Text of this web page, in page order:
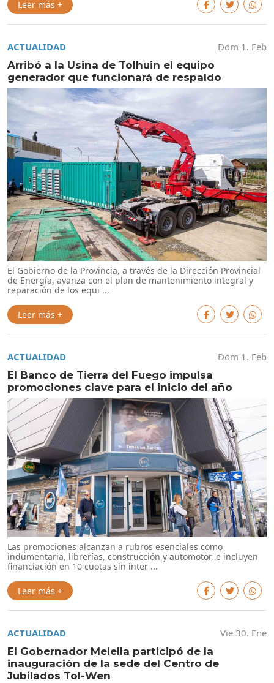
Leer más +
ACTUALIDAD
Dom 1. Feb
Arribó a la Usina de Tolhuin el equipo
generador que funcionará de respaldo
El Gobierno de la Provincia, a través de la Dirección Provincial
de Energía, avanza con el plan de mantenimiento integral y
reparación de los equi ...
Leer más +
ACTUALIDAD
Dom 1. Feb
El Banco de Tierra del Fuego impulsa
promociones clave para el inicio del año
Las promociones alcanzan a rubros esenciales como
indumentaria, librerías, construcción y automotor, e incluyen
financiación en 10 cuotas sin inter ...
Leer más +
ACTUALIDAD
Vie 30. Ene
El Gobernador Melella participó de la
inauguración de la sede del Centro de
Jubilados Tol-Wen